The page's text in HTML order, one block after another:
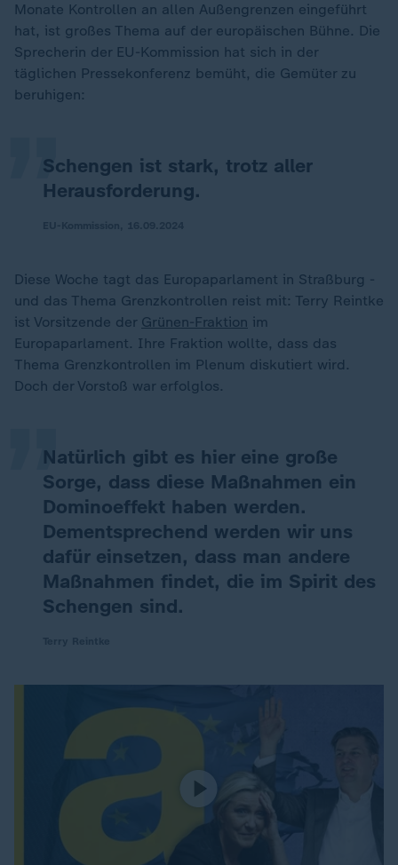
Monate Kontrollen an allen Außengrenzen eingeführt
hat, ist großes Thema auf der europäischen Bühne. Die
Sprecherin der EU-Kommission hat sich in der
täglichen Pressekonferenz bemüht, die Gemüter zu
beruhigen:
Schengen ist stark, trotz aller
Herausforderung.
„
Diese Woche tagt das Europaparlament in Straßburg -
und das Thema Grenzkontrollen reist mit: Terry Reintke
ist Vorsitzende der Grünen-Fraktion im
Europaparlament. Ihre Fraktion wollte, dass das
Thema Grenzkontrollen im Plenum diskutiert wird.
Doch der Vorstoß war erfolglos.
Natürlich gibt es hier eine große
Sorge, dass diese Maßnahmen ein
Dominoeffekt haben werden.
Dementsprechend werden wir uns
dafür einsetzen, dass man andere
Maßnahmen findet, die im Spirit des
Schengen sind.
„